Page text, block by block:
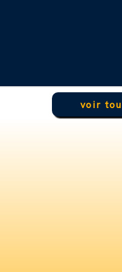
voir
Plongez
par un